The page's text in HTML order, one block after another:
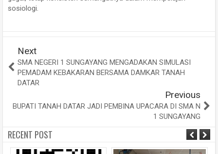
sosiologi.
Next
SMA NEGERI 1 SUNGAYANG MENGADAKAN SIMULASI
PEMADAM KEBAKARAN BERSAMA DAMKAR TANAH
DATAR
Previous
BUPATI TANAH DATAR JADI PEMBINA UPACARA DI SMA N
1 SUNGAYANG
RECENT POST